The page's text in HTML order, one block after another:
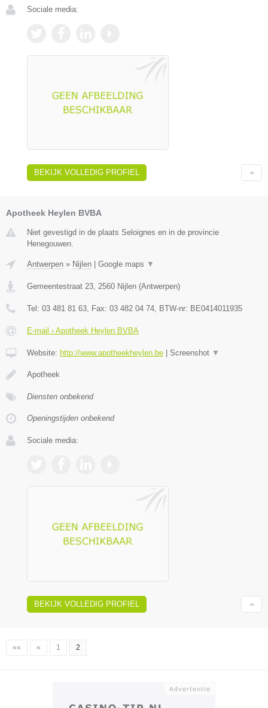
Sociale media:
BEKIJK VOLLEDIG PROFIEL
Apotheek Heylen BVBA
Niet gevestigd in de plaats Seloignes en in de provincie
Henegouwen.
Antwerpen » Nijlen Google maps ▼
Gemeentestraat 23, 2560 Nijlen (Antwerpen)
Tel: 03 481 81 63, Fax: 03 482 04 74, BTW-nr: BE0414011935
E-mail › Apotheek Heylen BVBA
Website: http://www.apotheekheylen.be Screenshot ▼
Apotheek
Diensten onbekend
Openingstijden onbekend
Sociale media:
BEKIJK VOLLEDIG PROFIEL
«« « 1 2